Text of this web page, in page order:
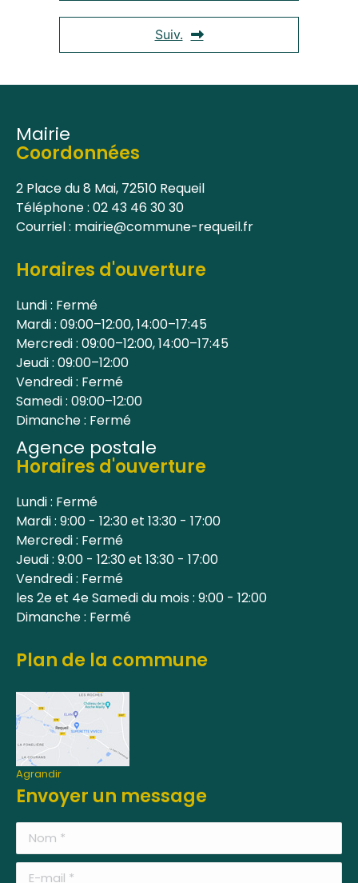
Suiv.
Mairie
Coordonnées
2 Place du 8 Mai, 72510 Requeil
Téléphone : 02 43 46 30 30
Courriel : mairie@commune-requeil.fr
Horaires d'ouverture
Lundi : Fermé
Mardi : 09:00–12:00, 14:00–17:45
Mercredi : 09:00–12:00, 14:00–17:45
Jeudi : 09:00–12:00
Vendredi : Fermé
Samedi : 09:00–12:00
Dimanche : Fermé
Agence postale
Horaires d'ouverture
Lundi : Fermé
Mardi : 9:00 - 12:30 et 13:30 - 17:00
Mercredi : Fermé
Jeudi : 9:00 - 12:30 et 13:30 - 17:00
Vendredi : Fermé
les 2e et 4e Samedi du mois : 9:00 - 12:00
Dimanche : Fermé
Plan de la commune
Agrandir
Envoyer un message